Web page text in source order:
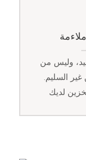
وليس من
السليم.